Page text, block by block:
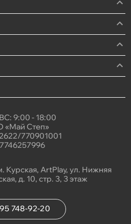
9:00 - 18:00
Степ»
770901001
Курская, ArtPlay, ул. Нижняя
д. 10, стр. 3, 3 этаж
748-92-20